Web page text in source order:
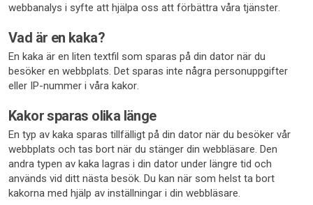
webbanalys i syfte att hjälpa oss att förbättra våra tjänster.
Vad är en kaka?
En kaka är en liten textfil som sparas på din dator när du
besöker en webbplats. Det sparas inte några personuppgifter
eller IP-nummer i våra kakor.
Kakor sparas olika länge
En typ av kaka sparas tillfälligt på din dator när du besöker vår
webbplats och tas bort när du stänger din webbläsare. Den
andra typen av kaka lagras i din dator under längre tid och
används vid ditt nästa besök. Du kan när som helst ta bort
kakorna med hjälp av inställningar i din webbläsare.